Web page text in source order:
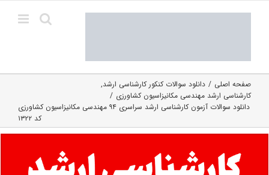
صفحه اصلی
دانلود سوالات کنکور کارشناسی ارشد
کارشناسی ارشد مهندسی مکانیزاسیون کشاورزی
دانلود سوالات آزمون کارشناسی ارشد سراسری ۹۴ مهندسی مکانیزاسیون کشاورزی
کد ۱۳۲۲